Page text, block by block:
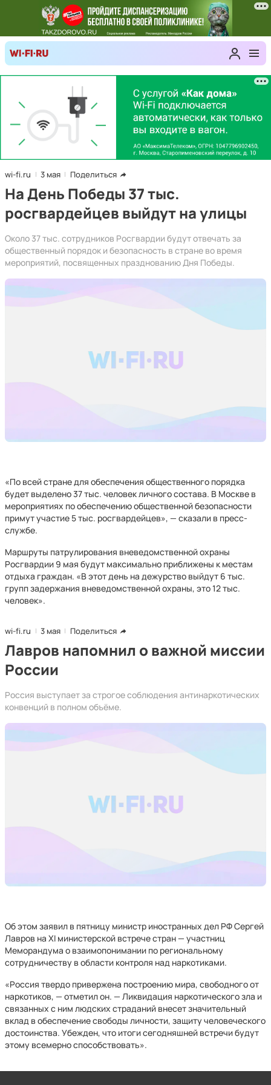
wi-fi.ru 3 мая Поделиться
На День Победы 37 тыс.
росгвардейцев выйдут на улицы
Около 37 тыс. сотрудников Росгвардии будут отвечать за
общественный порядок и безопасность в стране во время
мероприятий, посвященных празднованию Дня Победы.
«По всей стране для обеспечения общественного порядка
будет выделено 37 тыс. человек личного состава. В Москве в
мероприятиях по обеспечению общественной безопасности
примут участие 5 тыс. росгвардейцев», — сказали в пресс-
службе.
Маршруты патрулирования вневедомственной охраны
Росгвардии 9 мая будут максимально приближены к местам
отдыха граждан. «В этот день на дежурство выйдут 6 тыс.
групп задержания вневедомственной охраны, это 12 тыс.
человек».
wi-fi.ru 3 мая Поделиться
Лавров напомнил о важной миссии
России
Россия выступает за строгое соблюдения антинаркотических
конвенций в полном объёме.
Об этом заявил в пятницу министр иностранных дел РФ Сергей
Лавров на XI министерской встрече стран — участниц
Меморандума о взаимопонимании по региональному
сотрудничеству в области контроля над наркотиками.
«Россия твердо привержена построению мира, свободного от
наркотиков, — отметил он. — Ликвидация наркотического зла и
связанных с ним людских страданий внесет значительный
вклад в обеспечение свободы личности, защиту человеческого
достоинства. Убежден, что итоги сегодняшней встречи будут
этому всемерно способствовать».